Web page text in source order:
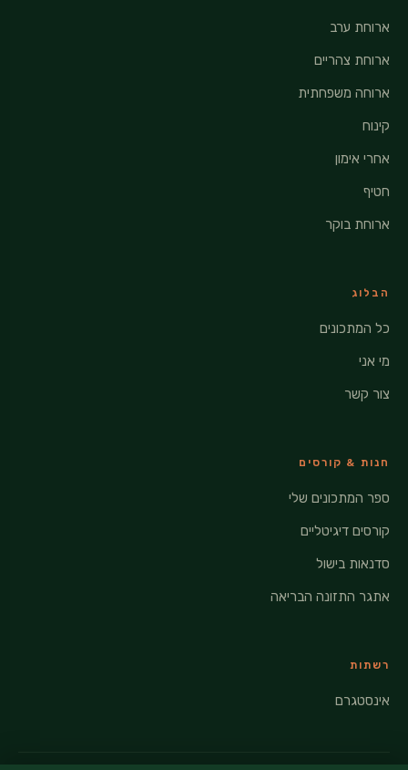
ארוחת ערב
ארוחת צהריים
ארוחה משפחתית
קינוח
אחרי אימון
חטיף
ארוחת בוקר
הבלוג
כל המתכונים
מי אני
צור קשר
חנות & קורסים
ספר המתכונים שלי
קורסים דיגיטליים
סדנאות בישול
אתגר התזונה הבריאה
רשתות
אינסטגרם